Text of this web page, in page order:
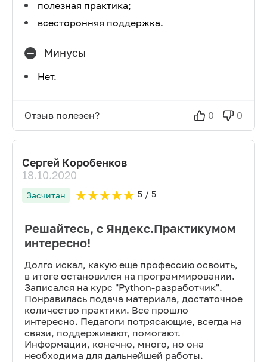
полезная практика;
всесторонняя поддержка.
Минусы
Нет.
Отзыв полезен? 0 0
Сергей Коробенков
18.10.2020
Засчитан 5/ 5
Решайтесь, с Яндекс.Практикумом
интересно!
Долго искал, какую еще профессию освоить,
в итоге остановился на программировании.
Записался на курс "Python-разработчик".
Понравилась подача материала, достаточное
количество практики. Все прошло
интересно. Педагоги потрясающие, всегда на
связи, поддерживают, помогают.
Информации, конечно, много, но она
необходима для дальнейшей работы.